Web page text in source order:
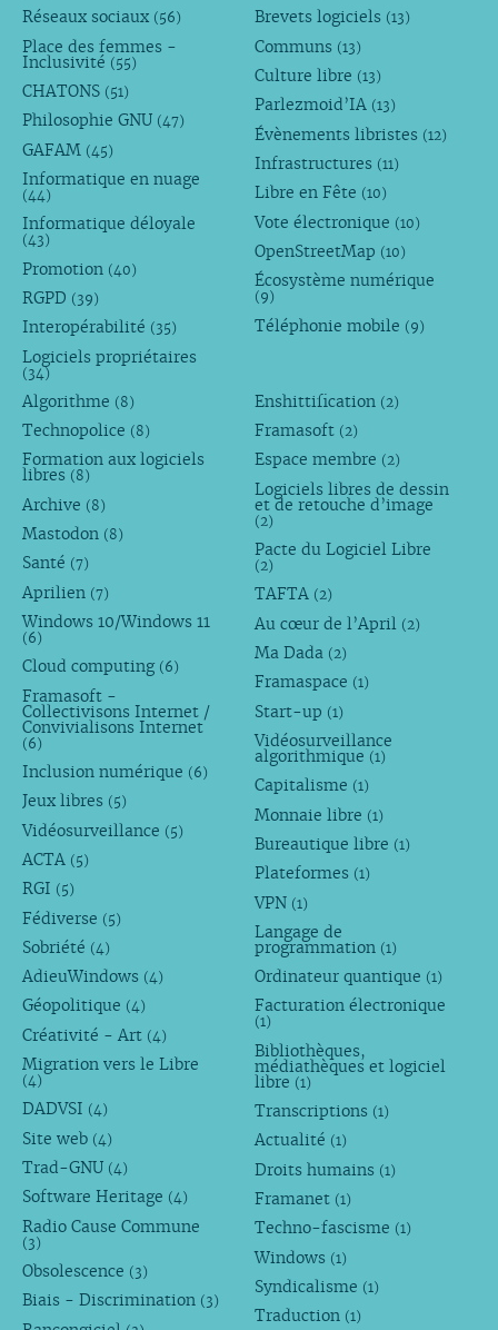
Réseaux sociaux (56)
Place des femmes -
Inclusivité (55)
CHATONS (51)
Philosophie GNU (47)
GAFAM (45)
Informatique en nuage
(44)
Informatique déloyale
(43)
Promotion (40)
RGPD (39)
Interopérabilité (35)
Logiciels propriétaires
(34)
Brevets logiciels (13)
Communs (13)
Culture libre (13)
Parlezmoid’IA (13)
Évènements libristes (12)
Infrastructures (11)
Libre en Fête (10)
Vote électronique (10)
OpenStreetMap (10)
Écosystème numérique
(9)
Téléphonie mobile (9)
Algorithme (8)
Technopolice (8)
Formation aux logiciels
libres (8)
Archive (8)
Mastodon (8)
Santé (7)
Aprilien (7)
Windows 10/Windows 11
(6)
Cloud computing (6)
Framasoft -
Collectivisons Internet /
Convivialisons Internet
(6)
Inclusion numérique (6)
Jeux libres (5)
Vidéosurveillance (5)
ACTA (5)
RGI (5)
Fédiverse (5)
Sobriété (4)
AdieuWindows (4)
Géopolitique (4)
Créativité - Art (4)
Migration vers le Libre
(4)
DADVSI (4)
Site web (4)
Trad-GNU (4)
Software Heritage (4)
Radio Cause Commune
(3)
Obsolescence (3)
Biais - Discrimination (3)
Enshittification (2)
Framasoft (2)
Espace membre (2)
Logiciels libres de dessin
et de retouche d’image
(2)
Pacte du Logiciel Libre
(2)
TAFTA (2)
Au cœur de l’April (2)
Ma Dada (2)
Framaspace (1)
Start-up (1)
Vidéosurveillance
algorithmique (1)
Capitalisme (1)
Monnaie libre (1)
Bureautique libre (1)
Plateformes (1)
VPN (1)
Langage de
programmation (1)
Ordinateur quantique (1)
Facturation électronique
(1)
Bibliothèques,
médiathèques et logiciel
libre (1)
Transcriptions (1)
Actualité (1)
Droits humains (1)
Framanet (1)
Techno-fascisme (1)
Windows (1)
Syndicalisme (1)
Traduction (1)